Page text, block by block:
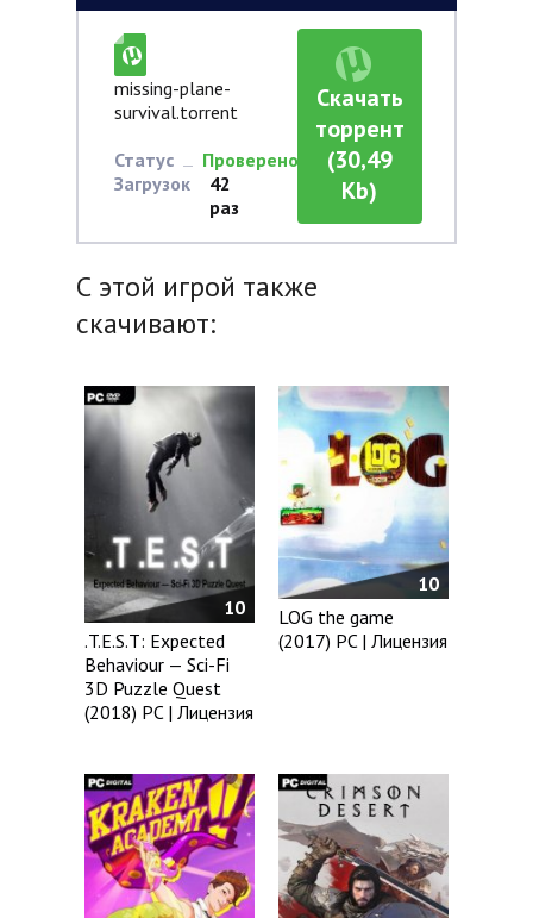
missing-plane-
survival.torrent
Статус
Проверено
Загрузок
42
раз
Скачать
торрент
(30,49
Kb)
С этой игрой также
скачивают:
10
.T.E.S.T: Expected
Behaviour — Sci-Fi
3D Puzzle Quest
(2018) PC | Лицензия
10
LOG the game
(2017) PC | Лицензия